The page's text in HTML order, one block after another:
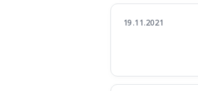
19.11.2021